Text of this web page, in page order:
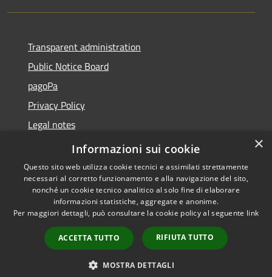
Transparent administration
Public Notice Board
pagoPa
Privacy Policy
Legal notes
Accessibility Statement
Accessibility
Copyright © 2026 • Città di
Imperia • Powered by
Municipium•
Admin
access
×
Informazioni sui cookie
Questo sito web utilizza cookie tecnici e assimilati strettamente
necessari al corretto funzionamento e alla navigazione del sito,
nonché un cookie tecnico analitico al solo fine di elaborare
informazioni statistiche, aggregate e anonime.
Per maggiori dettagli, può consultare la cookie policy al seguente link
ACCETTA TUTTO RIFIUTA TUTTO
MOSTRA DETTAGLI